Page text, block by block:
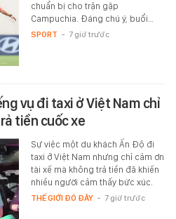
chuẩn bị cho trận gặp
Campuchia. Đáng chú ý, buổi…
SPORT - 7 giờ trước
vụ đi taxi ở Việt Nam chỉ
tiền cuốc xe
Sự việc một du khách Ấn Độ đi
taxi ở Việt Nam nhưng chỉ cảm ơn
tài xế mà không trả tiền đã khiến
nhiều người cảm thấy bức xúc.
THẾ GIỚI ĐÓ ĐÂY - 7 giờ trước